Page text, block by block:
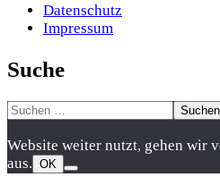
Datenschutz
Impressum
Suche
Suchen
Website weiter nutzt, gehen wir
aus. OK